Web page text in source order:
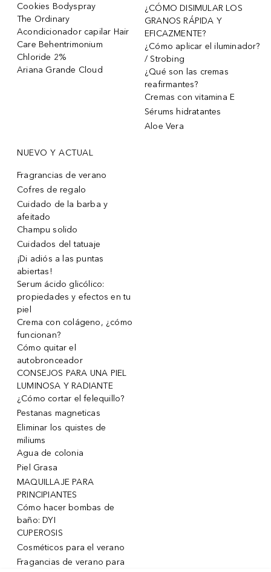
Cookies Bodyspray
The Ordinary
Acondicionador capilar Hair
Care Behentrimonium
Chloride 2%
Ariana Grande Cloud
¿CÓMO DISIMULAR LOS
GRANOS RÁPIDA Y
EFICAZMENTE?
¿Cómo aplicar el iluminador?
/ Strobing
¿Qué son las cremas
reafirmantes?
Cremas con vitamina E
Sérums hidratantes
Aloe Vera
NUEVO Y ACTUAL
Fragrancias de verano
Cofres de regalo
Cuidado de la barba y
afeitado
Champu solido
Cuidados del tatuaje
¡Di adiós a las puntas
abiertas!
Serum ácido glicólico:
propiedades y efectos en tu
piel
Crema con colágeno, ¿cómo
funcionan?
Cómo quitar el
autobronceador
CONSEJOS PARA UNA PIEL
LUMINOSA Y RADIANTE
¿Cómo cortar el felequillo?
Pestanas magneticas
Eliminar los quistes de
miliums
Agua de colonia
Piel Grasa
MAQUILLAJE PARA
PRINCIPIANTES
Cómo hacer bombas de
baño: DYI
CUPEROSIS
Cosméticos para el verano
Fragancias de verano para